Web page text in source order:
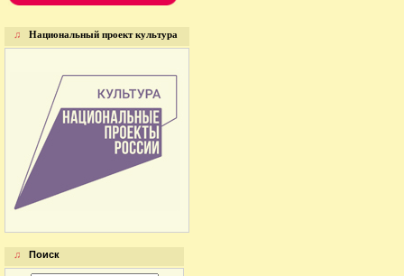
♫ Национальный проект культура
♫ Поиск